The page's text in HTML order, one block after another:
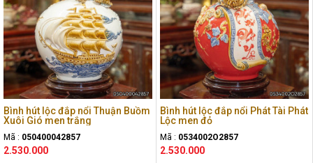
Bình hút lộc đắp nổi Thuận Buồm
Xuôi Gió men trắng
Mã : 050400042857
2.530.000
Bình hút lộc đắp nổi Phát Tài Phát
Lộc men đỏ
Mã : 0534002O2857
2.530.000